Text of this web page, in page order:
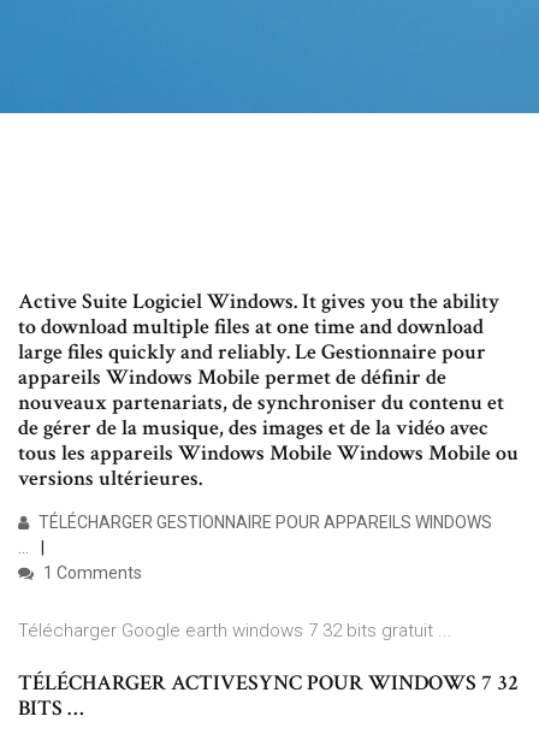
Active Suite Logiciel Windows. It gives you the ability
to download multiple files at one time and download
large files quickly and reliably. Le Gestionnaire pour
appareils Windows Mobile permet de définir de
nouveaux partenariats, de synchroniser du contenu et
de gérer de la musique, des images et de la vidéo avec
tous les appareils Windows Mobile Windows Mobile ou
versions ultérieures.
TÉLÉCHARGER GESTIONNAIRE POUR APPAREILS WINDOWS
…
1 Comments
Télécharger Google earth windows 7 32 bits gratuit ...
TÉLÉCHARGER ACTIVESYNC POUR WINDOWS 7 32
BITS …